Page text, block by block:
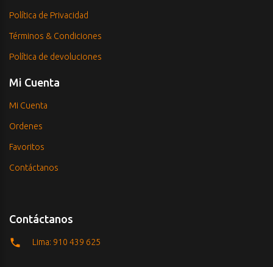
Política de Privacidad
Términos & Condiciones
Política de devoluciones
Mi Cuenta
Mi Cuenta
Ordenes
Favoritos
Contáctanos
Contáctanos
Lima: 910 439 625